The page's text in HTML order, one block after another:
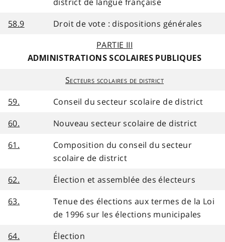
58.9
Droit de vote : dispositions générales
PARTIE III
ADMINISTRATIONS SCOLAIRES PUBLIQUES
Secteurs scolaires de district
59.
Conseil du secteur scolaire de district
60.
Nouveau secteur scolaire de district
61.
Composition du conseil du secteur
scolaire de district
62.
Élection et assemblée des électeurs
63.
Tenue des élections aux termes de la Loi
de 1996 sur les élections municipales
64.
Élection